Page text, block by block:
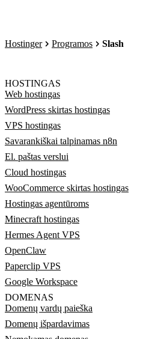
Hostinger Programos Slash
HOSTINGAS
Web hostingas
WordPress skirtas hostingas
VPS hostingas
Savarankiškai talpinamas n8n
El. paštas verslui
Cloud hostingas
WooCommerce skirtas hostingas
Hostingas agentūroms
Minecraft hostingas
Hermes Agent VPS
OpenClaw
Paperclip VPS
Google Workspace
DOMENAS
Domenų vardų paieška
Domenų išpardavimas